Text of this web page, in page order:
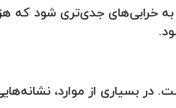
خرابی‌های جدی‌تری شود که
از موارد،